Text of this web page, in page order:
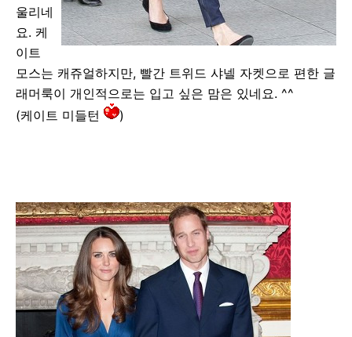
울리네
요. 케
이트
모스는 캐쥬얼하지만, 빨간 트위드 샤넬 자켓으로 편한 글
래머룩이 개인적으로는 입고 싶은 맘은 있네요. ^^
(케이트 미들턴
)